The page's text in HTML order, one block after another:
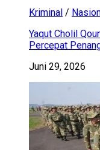
Kriminal /
Yaqut Cholil
Percepat
Juni 29, 2026